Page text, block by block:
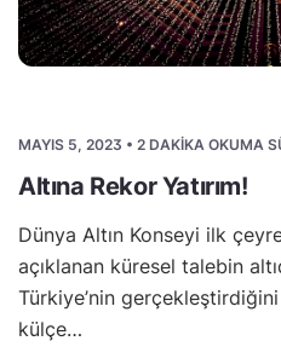
MAYIS 5, 2023 • 2 DAKIKA OKUMA
Altına Rekor Yatırım!
Dünya Altın Konseyi ilk
açıklanan küresel talebin
Türkiye’nin gerçekleştirdiğini
külçe…